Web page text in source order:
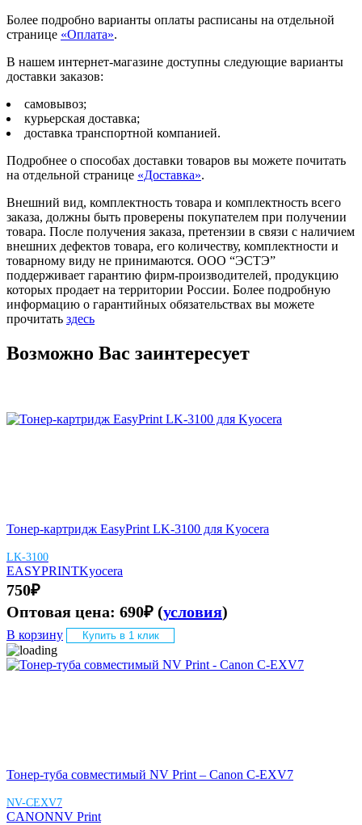
Более подробно варианты оплаты расписаны на отдельной
странице «Оплата».
В нашем интернет-магазине доступны следующие варианты
доставки заказов:
самовывоз;
курьерская доставка;
доставка транспортной компанией.
Подробнее о способах доставки товаров вы можете почитать
на отдельной странице «Доставка».
Внешний вид, комплектность товара и комплектность всего
заказа, должны быть проверены покупателем при получении
товара. После получения заказа, претензии в связи с наличием
внешних дефектов товара, его количеству, комплектности и
товарному виду не принимаются. ООО “ЭСТЭ”
поддерживает гарантию фирм-производителей, продукцию
которых продает на территории России. Более подробную
информацию о гарантийных обязательствах вы можете
прочитать здесь
Возможно Вас заинтересует
Тонер-картридж EasyPrint LK-3100 для Kyocera
LK-3100
EASYPRINTKyocera
750₽
Оптовая цена: 690₽ (условия)
В корзину Купить в 1 клик
Тонер-туба совместимый NV Print – Canon C-EXV7
NV-CEXV7
CANONNV Print